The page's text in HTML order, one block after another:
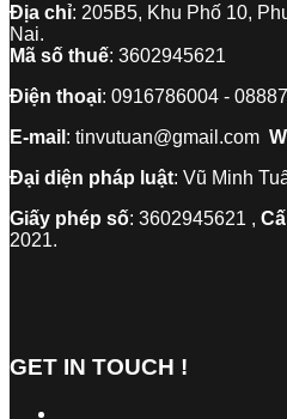
Địa chỉ: 205B5, Khu Phố 10,
Nai.
Mã số thuế: 3602945621
Điện thoại: 0916786004 -
E-mail : tinvutuan@gmail.com
Đại diện pháp luật: Vũ Minh
Giấy phép số: 3602945621 ,
2021.
GET IN TOUCH !